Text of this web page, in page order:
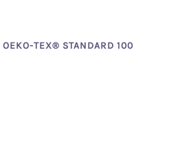
OEKO-TEX® STANDARD 100